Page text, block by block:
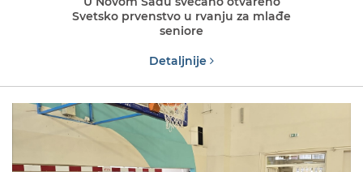
Svetsko prvenstvo u rvanju za mlađe
seniore
Detaljnije